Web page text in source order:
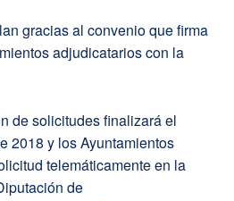
gracias al convenio que firma
adjudicatarios con la
de solicitudes finalizará el
2018 y los Ayuntamientos
telemáticamente en la
de